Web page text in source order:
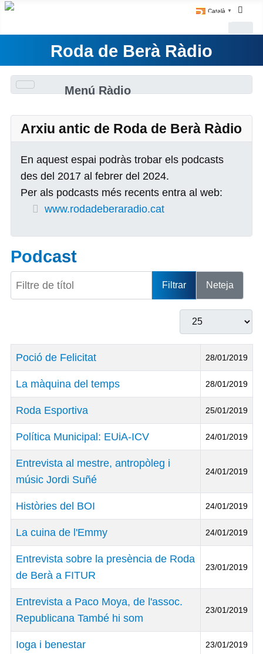
Català ▼
Roda de Berà Ràdio
Menú Ràdio
Arxiu antic de Roda de Berà Ràdio
En aquest espai podràs trobar els podcasts
des del 2017 al febrer del 2024.
Per als podcasts més recents entra al web:
www.rodadeberaradio.cat
Podcast
Filtre de títol
Filtrar Neteja
Mostrar #
Títol Data de Publicació
Poció de Felicitat 28/01/2019
La màquina del temps 28/01/2019
Roda Esportiva 25/01/2019
Política Municipal: EUiA-ICV 24/01/2019
Entrevista al mestre, antropòleg i
músic Jordi Suñé
24/01/2019
Històries del BOI 24/01/2019
La cuina de l'Emmy 24/01/2019
Entrevista sobre la presència de Roda
de Berà a FITUR
23/01/2019
Entrevista a Paco Moya, de l'assoc.
Republicana També hi som
23/01/2019
Ioga i benestar 23/01/2019